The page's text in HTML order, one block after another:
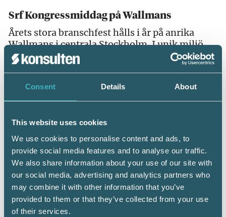
Consent Details About
This website uses cookies
We use cookies to personalise content and ads, to
provide social media features and to analyse our traffic.
We also share information about your use of our site with
our social media, advertising and analytics partners who
may combine it with other information that you’ve
provided to them or that they’ve collected from your use
of their services.
Srf Kongressmiddag på Wallmans
Årets stora branschfest hålls i år på anrika
Wallmans i centrala Stockholm. I unik miljö
bjuds du på en fartfylld galakväl med
flerrättersmeny, serverad av Wallmans
show. Under kvällen koras Årets Auktoriserade
Redovisningskonsult och Årets Auktoriserade
auktoriserade byrå. Kvällen avslutas som
vanligt på dansgolvet. I år till riktigt bra pris
för dig som är ansluten till Srf konsulterna.
En minnesvärd upplevelse
Har du inte tidigare varit deltagare vid Srf
dagarna så kan vi varmt rekommendera ett
besök i år. Du kan fylla på med nyttig kunskap,